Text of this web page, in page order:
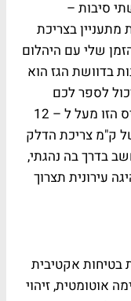
סיבות –
בצריכת
שלי עם היהלום
בדוושת הגז הוא
לספר לכם
שבאופטימום ניתן יהיה לסחוט מהג'נסיס הזו מעל ל – 12
ק"מ צריכת הדלק
ובהתחשב בדרך בה נהגתי,
עירונית תצרוך
בטיחות אקטיבית
אוטומטית, זיהוי